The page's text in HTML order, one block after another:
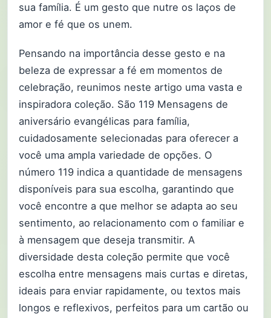
sua família. É um gesto que nutre os laços de
amor e fé que os unem.
Pensando na importância desse gesto e na
beleza de expressar a fé em momentos de
celebração, reunimos neste artigo uma vasta e
inspiradora coleção. São 119 Mensagens de
aniversário evangélicas para família,
cuidadosamente selecionadas para oferecer a
você uma ampla variedade de opções. O
número 119 indica a quantidade de mensagens
disponíveis para sua escolha, garantindo que
você encontre a que melhor se adapta ao seu
sentimento, ao relacionamento com o familiar e
à mensagem que deseja transmitir. A
diversidade desta coleção permite que você
escolha entre mensagens mais curtas e diretas,
ideais para enviar rapidamente, ou textos mais
longos e reflexivos, perfeitos para um cartão ou